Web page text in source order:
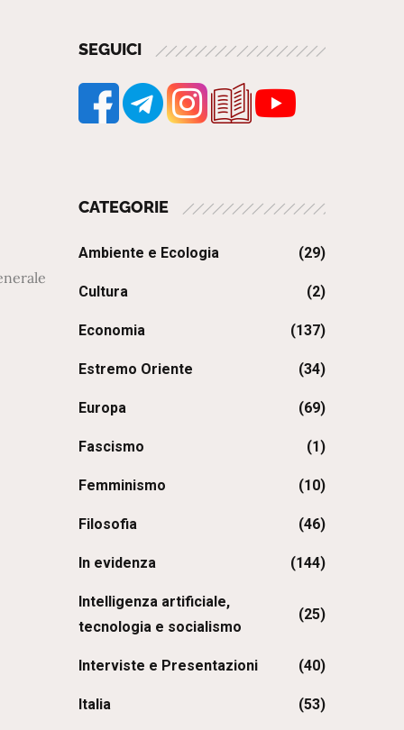
SEGUICI
CATEGORIE
Ambiente e Ecologia (29)
Cultura (2)
Economia (137)
Estremo Oriente (34)
Europa (69)
Fascismo (1)
Femminismo (10)
Filosofia (46)
In evidenza (144)
Intelligenza artificiale,
tecnologia e socialismo
(25)
Interviste e Presentazioni (40)
Italia (53)